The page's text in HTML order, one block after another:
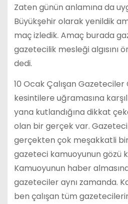
Zaten günün anlamına da
Büyükşehir olarak yenildik
maç izledik. Amaç burada
gazetecilik mesleği algısını
dedi.
10 Ocak Çalışan Gazeteciler
kesintilere uğramasına
yana kutlandığına dikkat
olan bir gerçek var.
gerçekten çok meşakkatli
gazeteci kamuoyunun gözü
Kamuoyunun haber
gazeteciler aynı zamanda.
ben çalışan tüm